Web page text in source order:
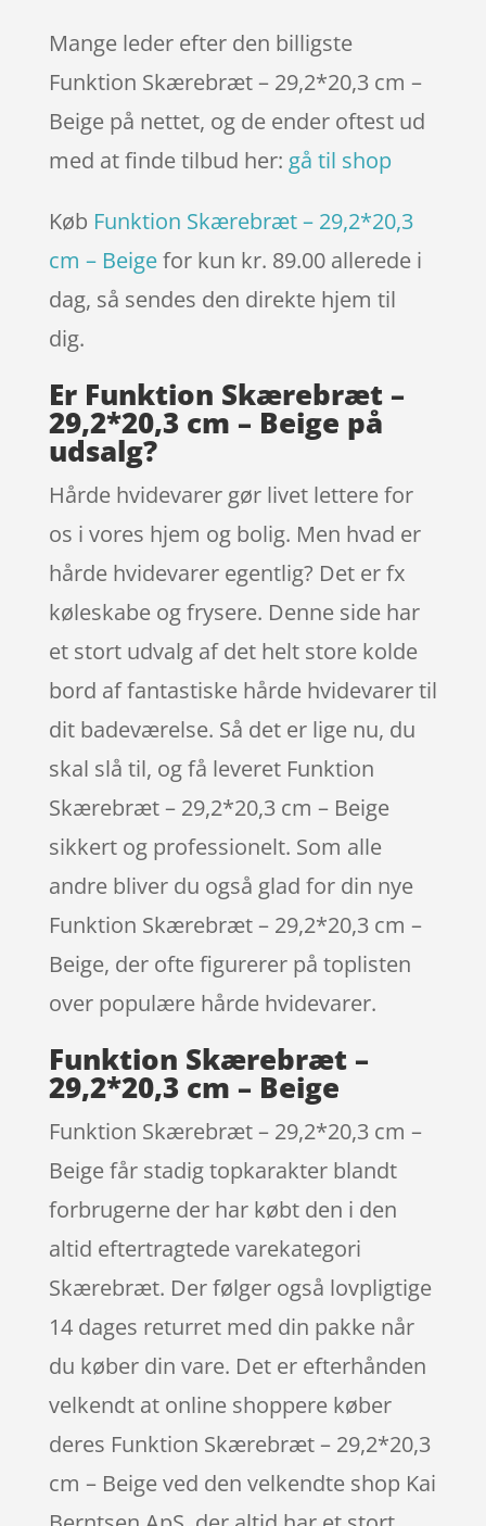
Mange leder efter den billigste
Funktion Skærebræt – 29,2*20,3 cm –
Beige på nettet, og de ender oftest ud
med at finde tilbud her: gå til shop
Køb Funktion Skærebræt – 29,2*20,3
cm – Beigefor kun kr. 89.00 allerede i
dag, så sendes den direkte hjem til
dig.
Er Funktion Skærebræt –
29,2*20,3 cm – Beige på
udsalg?
Hårde hvidevarer gør livet lettere for
os i vores hjem og bolig. Men hvad er
hårde hvidevarer egentlig? Det er fx
køleskabe og frysere. Denne side har
et stort udvalg af det helt store kolde
bord af fantastiske hårde hvidevarer til
dit badeværelse. Så det er lige nu, du
skal slå til, og få leveret Funktion
Skærebræt – 29,2*20,3 cm – Beige
sikkert og professionelt. Som alle
andre bliver du også glad for din nye
Funktion Skærebræt – 29,2*20,3 cm –
Beige, der ofte figurerer på toplisten
over populære hårde hvidevarer.
Funktion Skærebræt –
29,2*20,3 cm – Beige
Funktion Skærebræt – 29,2*20,3 cm –
Beige får stadig topkarakter blandt
forbrugerne der har købt den i den
altid eftertragtede varekategori
Skærebræt. Der følger også lovpligtige
14 dages returret med din pakke når
du køber din vare. Det er efterhånden
velkendt at online shoppere køber
deres Funktion Skærebræt – 29,2*20,3
cm – Beige ved den velkendte shop Kai